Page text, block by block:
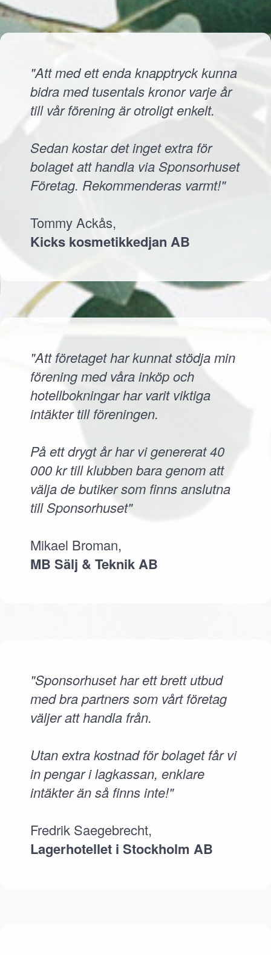
"Att med ett enda knapptryck kunna
bidra med tusentals kronor varje år
till vår förening är otroligt enkelt.
Sedan kostar det inget extra för
bolaget att handla via Sponsorhuset
Företag. Rekommenderas varmt!"
Tommy Ackås,
Kicks kosmetikkedjan AB
"Att företaget har kunnat stödja min
förening med våra inköp och
hotellbokningar har varit viktiga
intäkter till föreningen.
På ett drygt år har vi genererat 40
000 kr till klubben bara genom att
välja de butiker som finns anslutna
till Sponsorhuset"
Mikael Broman,
MB Sälj & Teknik AB
"Sponsorhuset har ett brett utbud
med bra partners som vårt företag
väljer att handla från.
Utan extra kostnad för bolaget får vi
in pengar i lagkassan, enklare
intäkter än så finns inte!"
Fredrik Saegebrecht,
Lagerhotellet i Stockholm AB